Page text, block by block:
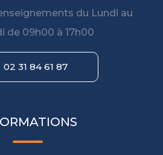
du Lundi au
de 09h00 à 17h00
02 31 84 61 87